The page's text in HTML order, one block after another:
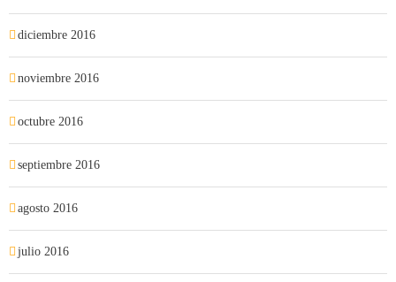
diciembre 2016
noviembre 2016
octubre 2016
septiembre 2016
agosto 2016
julio 2016